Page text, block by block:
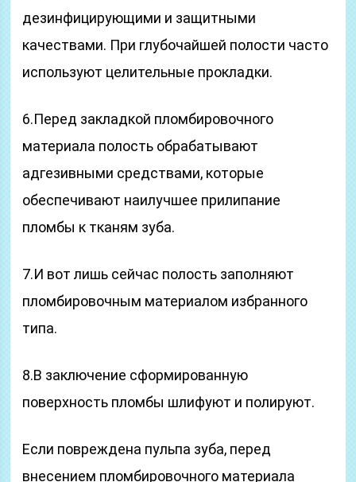
дезинфицирующими и защитными
качествами. При глубочайшей полости часто
используют целительные прокладки.
6.Перед закладкой пломбировочного
материала полость обрабатывают
адгезивными средствами, которые
обеспечивают наилучшее прилипание
пломбы к тканям зуба.
7.И вот лишь сейчас полость заполняют
пломбировочным материалом избранного
типа.
8.В заключение сформированную
поверхность пломбы шлифуют и полируют.
Если повреждена пульпа зуба, перед
внесением пломбировочного материала